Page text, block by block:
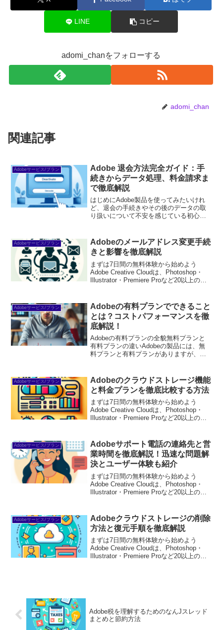
LINE コピー
adomi_chanをフォローする
adomi_chan
関連記事
Adobeサービス/プラン
Adobe 退会方法完全ガイド：手
続きからデータ処理、料金請求ま
で徹底解説
はじめにAdobe製品を使ってみたいけれ
ど、退会の手続きやその後のデータの取
り扱いについて不安を感じている初心者
これを読めば、安心してAdobe製品を利
用できるようにな...
Adobeサービス/プラン
Adobeのメールアドレス変更手続
きと影響を徹底解説
まずは7日間の無料体験から始めよう
Adobe Creative Cloudは、Photoshop・
Illustrator・Premiere Proなど20以上のア
→※...
Adobeサービス/プラン
Adobeの有料プランでできること
とは？コストパフォーマンスを徹
底解説！
Adobeの有料プランの全貌無料プランと
有料プランの違いAdobeの製品には、無
料プランと有料プランがありますが、ど
は最適ですが、機能が制限されているた
め、本格的な制作に...
Adobeサービス/プラン
Adobeのクラウドストレージ機能
と料金プランを徹底比較する方法
まずは7日間の無料体験から始めよう
Adobe Creative Cloudは、Photoshop・
Illustrator・Premiere Proなど20以上のア
→※...
Adobeサービス/プラン
Adobeサポート電話の連絡先と営
業時間を徹底解説！迅速な問題解
決とユーザー体験も紹介
まずは7日間の無料体験から始めよう
Adobe Creative Cloudは、Photoshop・
Illustrator・Premiere Proなど20以上のア
→※...
Adobeサービス/プラン
Adobeクラウドストレージの削除
方法と復元手順を徹底解説
まずは7日間の無料体験から始めよう
Adobe Creative Cloudは、Photoshop・
Illustrator・Premiere Proなど20以上のア
Adobe税を理解するためのなんJスレッド
まとめと節約方法